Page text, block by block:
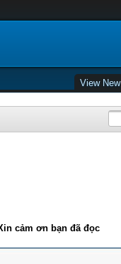
View
cảm ơn bạn đã đọc